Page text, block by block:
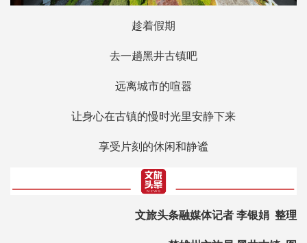
趁着假期
去一趟黑井古镇吧
远离城市的喧嚣
让身心在古镇的慢时光里安静下来
享受片刻的休闲和静谧
文旅头条融媒体记者 李银娟 整理